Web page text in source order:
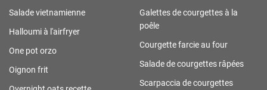
Salade vietnamienne
Halloumi à l'airfryer
One pot orzo
Oignon frit
Galettes de courgettes à la
poêle
Courgette farcie au four
Salade de courgettes râpées
Scarpaccia de courgettes